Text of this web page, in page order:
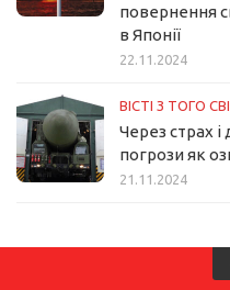
повернення
в Японії
22.11.2024
ВІСТІ З ТОГО
Через страх і
погрози як
21.11.2024